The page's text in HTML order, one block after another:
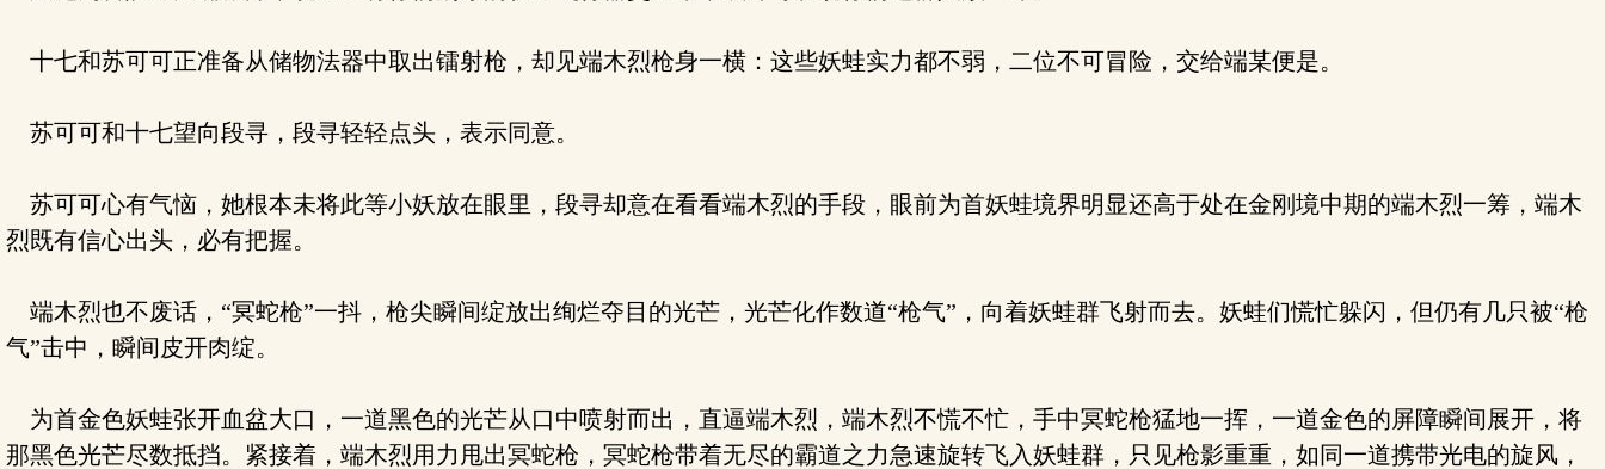
十七和苏可可正准备从储物法器中取出镭射枪，却见端木烈枪身一横：这些妖蛙实力都不弱，二位不可冒险，交给端某便是。
苏可可和十七望向段寻，段寻轻轻点头，表示同意。
苏可可心有气恼，她根本未将此等小妖放在眼里，段寻却意在看看端木烈的手段，眼前为首妖蛙境界明显还高于处在金刚境中期的端木烈一筹，端木
烈既有信心出头，必有把握。
端木烈也不废话，“冥蛇枪”一抖，枪尖瞬间绽放出绚烂夺目的光芒，光芒化作数道“枪气”，向着妖蛙群飞射而去。妖蛙们慌忙躲闪，但仍有几只被“枪
气”击中，瞬间皮开肉绽。
为首金色妖蛙张开血盆大口，一道黑色的光芒从口中喷射而出，直逼端木烈，端木烈不慌不忙，手中冥蛇枪猛地一挥，一道金色的屏障瞬间展开，将
那黑色光芒尽数抵挡。紧接着，端木烈用力甩出冥蛇枪，冥蛇枪带着无尽的霸道之力急速旋转飞入妖蛙群，只见枪影重重，如同一道携带光电的旋风，